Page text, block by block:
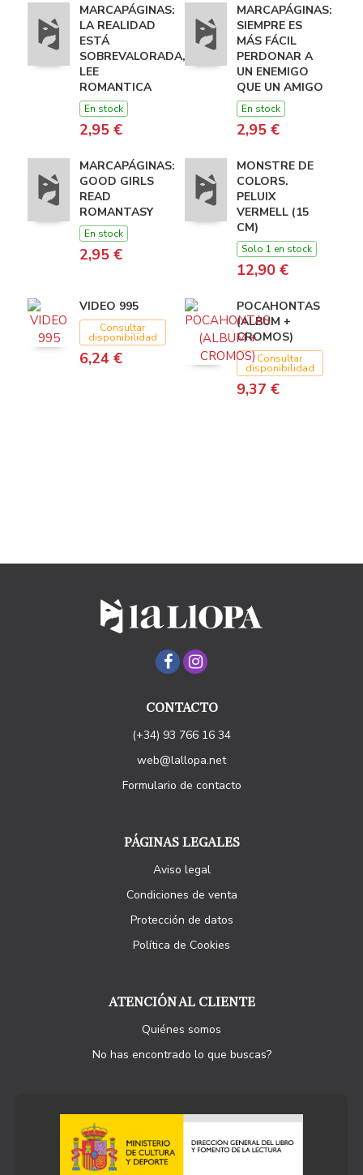
MARCAPÁGINAS:
LA REALIDAD
ESTÁ
SOBREVALORADA,
LEE
ROMANTICA
En stock
2,95 €
MARCAPÁGINAS:
SIEMPRE ES
MÁS FÁCIL
PERDONAR A
UN ENEMIGO
QUE UN AMIGO
En stock
2,95 €
MARCAPÁGINAS:
GOOD GIRLS
READ
ROMANTASY
En stock
2,95 €
MONSTRE DE
COLORS.
PELUIX
VERMELL (15
CM)
Solo 1 en stock
12,90 €
VIDEO 995
Consultar
disponibilidad
6,24 €
POCAHONTAS
(ALBUM +
CROMOS)
Consultar
disponibilidad
9,37 €
CONTACTO
(+34) 93 766 16 34
web@lallopa.net
Formulario de contacto
PÁGINAS LEGALES
Aviso legal
Condiciones de venta
Protección de datos
Política de Cookies
ATENCIÓN AL CLIENTE
Quiénes somos
No has encontrado lo que buscas?